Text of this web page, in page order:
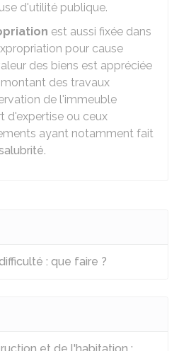
d'utilité publique.
est aussi fixée dans
pour cause
des biens est appréciée
des travaux
de l'immeuble
d'expertise ou ceux
ayant notamment fait
.
: que faire ?